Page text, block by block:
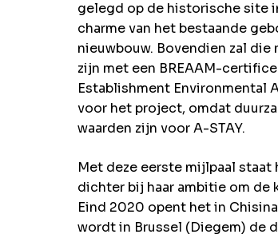
gelegd op de historische site
charme van het bestaande
nieuwbouw. Bovendien zal
zijn met een BREAAM-
Establishment Environmental
voor het project, omdat
waarden zijn voor A-STAY.
Met deze eerste mijlpaal
dichter bij haar ambitie om de
Eind 2020 opent het in
wordt in Brussel (Diegem) de